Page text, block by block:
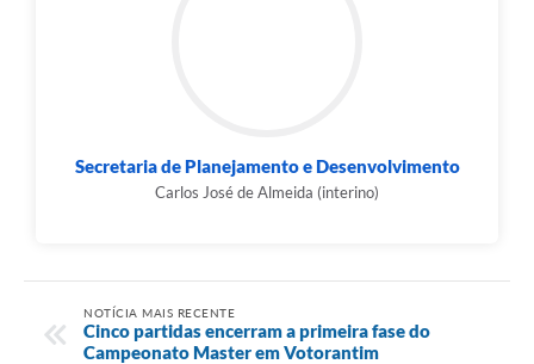
Secretaria de Planejamento e Desenvolvimento
Carlos José de Almeida (interino)
NOTÍCIA MAIS RECENTE
Cinco partidas encerram a primeira fase do
Campeonato Master em Votorantim